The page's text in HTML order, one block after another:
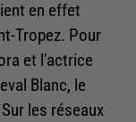
en effet
Tropez. Pour
et l'actrice
Blanc, le
les réseaux